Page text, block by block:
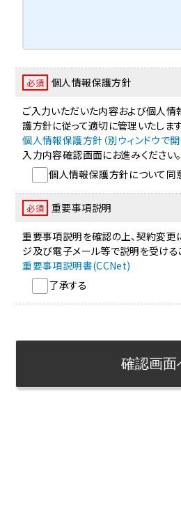
必須 個人情報保護方針
ご入力いただいた内容および個人情
護方針に従って適切に管理いたします
個人情報保護方針（別ウィンドウで開
入力内容確認画面にお進みください。
個人情報保護方針について同
必須 重要事項説明
重要事項説明を確認の上、契約変更
ジ及び電子メール等で説明を受ける
重要事項説明書(CCNet)
了承する